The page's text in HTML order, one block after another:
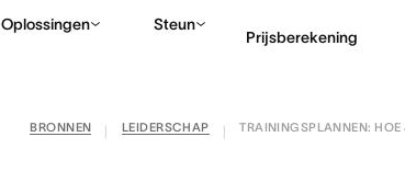
Oplossingen Steun
Prijsberekening
BRONNEN LEIDERSCHAP TRAININGSPLANNEN: HOE